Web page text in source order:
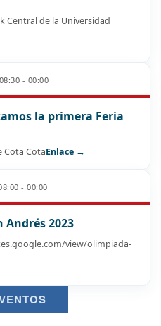
Central de la Universidad
08:30 - 00:00
la primera Feria
Cota CotaEnlace →
- 00:00
Andrés 2023
view/olimpiada-